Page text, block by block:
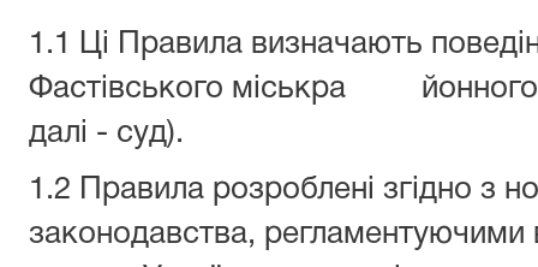
1.1 Ці Правила визначають
Фастівського міськра йонного
далі - суд).
1.2 Правила розроблені згідно з
законодавства, регламентуючими